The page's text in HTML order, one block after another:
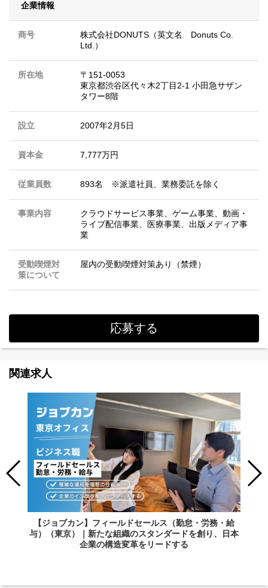
企業情報
商号
株式会社DONUTS（英文名 Donuts Co.
Ltd.）
所在地
〒151-0053
東京都渋谷区代々木2丁目2-1 小田急サザン
タワー8階
設立 2007年2月5日
資本金 7,777万円
従業員数 893名 ※派遣社員、業務委託を除く
事業内容
クラウドサービス事業、ゲーム事業、動画・
ライブ配信事業、医療事業、出版メディア事
業
受動喫煙対
策について
屋内の受動喫煙対策あり（禁煙）
応募する
関連求人
【ジョブカン】フィールドセールス（勤怠・労務・給
与）（東京）｜新たな組織のスタンダードを創り、日本
企業の構造変革をリードする